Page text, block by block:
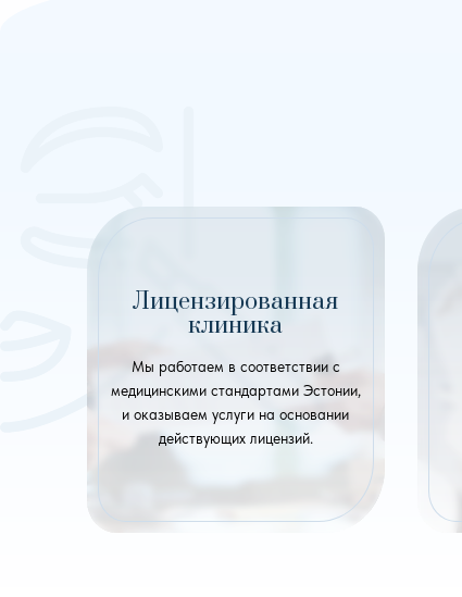
Лицензированная
клиника
Мы работаем в соответствии с
медицинскими стандартами Эстонии,
и оказываем услуги на основании
действующих лицензий.